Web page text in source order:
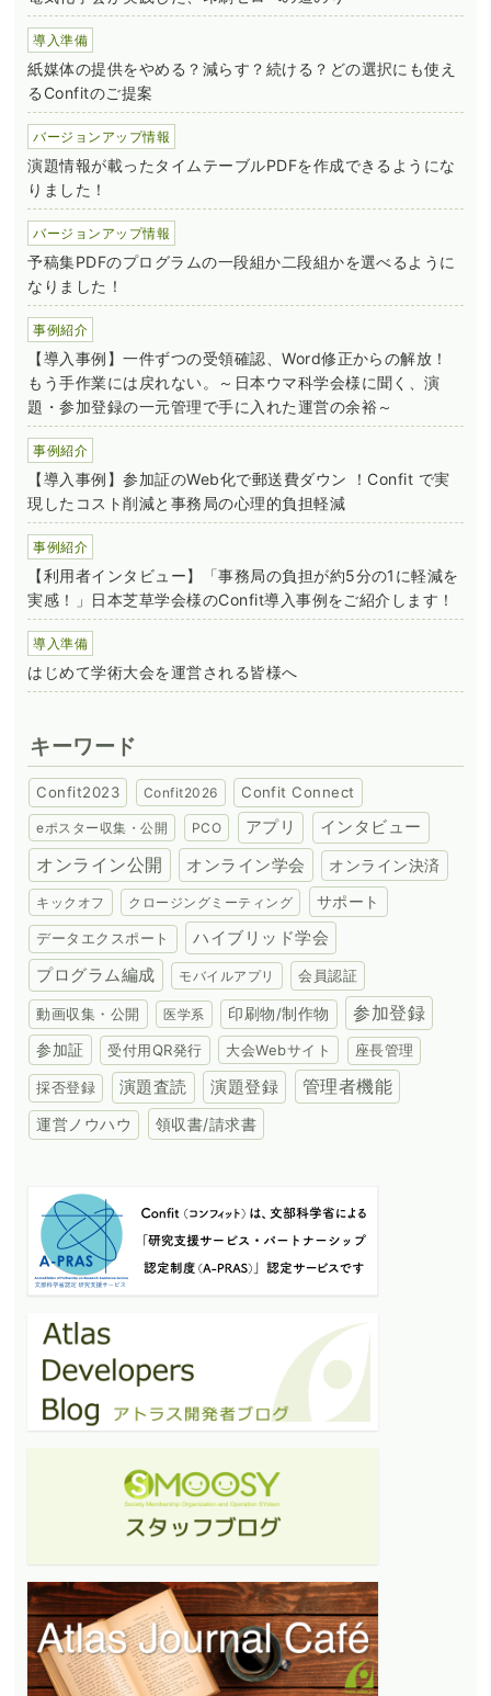
導入準備
紙媒体の提供をやめる？減らす？続ける？どの選択にも使え
るConfitのご提案
バージョンアップ情報
演題情報が載ったタイムテーブルPDFを作成できるようにな
りました！
バージョンアップ情報
予稿集PDFのプログラムの一段組か二段組かを選べるように
なりました！
事例紹介
【導入事例】一件ずつの受領確認、Word修正からの解放！
もう手作業には戻れない。～日本ウマ科学会様に聞く、演
題・参加登録の一元管理で手に入れた運営の余裕～
事例紹介
【導入事例】参加証のWeb化で郵送費ダウン ！Confit で実
現したコスト削減と事務局の心理的負担軽減
事例紹介
【利用者インタビュー】「事務局の負担が約5分の1に軽減を
実感！」日本芝草学会様のConfit導入事例をご紹介します！
導入準備
はじめて学術大会を運営される皆様へ
キーワード
Confit2023 Confit2026 Confit Connect
eポスター収集・公開 PCO アプリ インタビュー
オンライン公開 オンライン学会 オンライン決済
キックオフ クロージングミーティング サポート
データエクスポート
ハイブリッド学会
プログラム編成
モバイルアプリ 会員認証
動画収集・公開 医学系 印刷物/制作物 参加登録
参加証 受付用QR発行 大会Webサイト 座長管理
採否登録 演題査読 演題登録 管理者機能
運営ノウハウ 領収書/請求書